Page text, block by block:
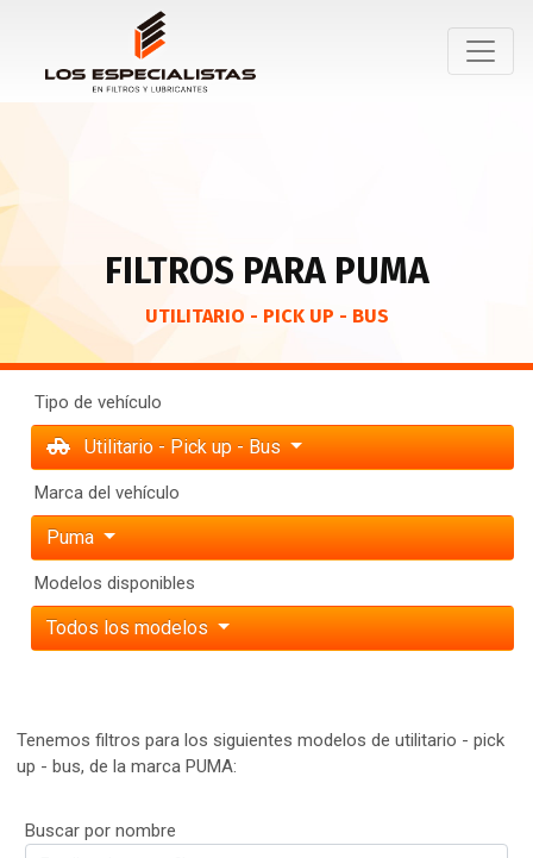
FILTROS PARA PUMA
UTILITARIO - PICK UP - BUS
Tipo de vehículo
Utilitario - Pick up - Bus
Marca del vehículo
Puma
Modelos disponibles
Todos los modelos
Tenemos filtros para los siguientes modelos de utilitario - pick
up - bus, de la marca PUMA:
Buscar por nombre